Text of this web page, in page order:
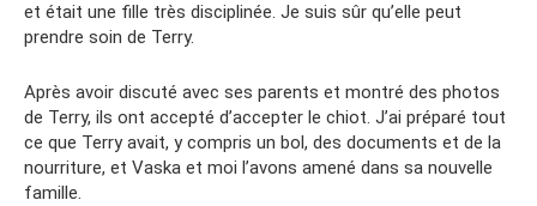
et était une fille très disciplinée. Je suis sûr qu’elle peut
prendre soin de Terry.
Après avoir discuté avec ses parents et montré des photos
de Terry, ils ont accepté d’accepter le chiot. J’ai préparé tout
ce que Terry avait, y compris un bol, des documents et de la
nourriture, et Vaska et moi l’avons amené dans sa nouvelle
famille.